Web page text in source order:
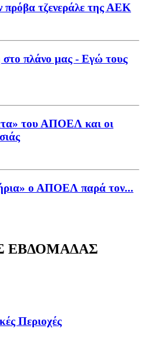
πρόβα τζενεράλε της ΑΕΚ
πλάνο μας - Εγώ τους
του ΑΠΟΕΛ και οι
ο ΑΠΟΕΛ παρά τον...
ΕΒΔΟΜΑΔΑΣ
Περιοχές